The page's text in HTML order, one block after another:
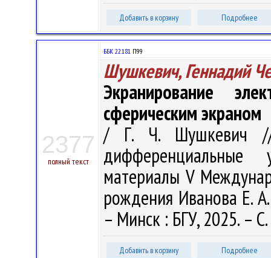
Добавить в корзину Подробнее
2377
полный текст
ББК 22.181 П99
Шушкевич, Геннадий
Экранирование
сферическим экраном
/ Г. Ч. Шушкевич //
материалы V
рождения Иванова Е.
– Минск : БГУ, 2025. –
Добавить в корзину Подробнее